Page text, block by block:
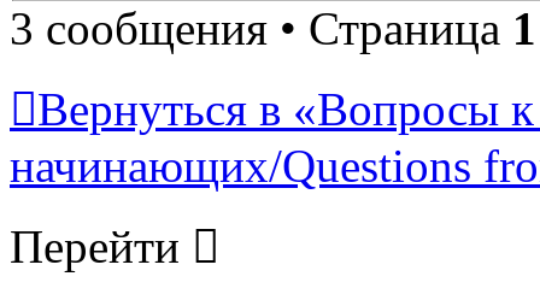
3 сообщения • Страница 1
Вернуться в «Вопросы
начинающих/Questions
Перейти